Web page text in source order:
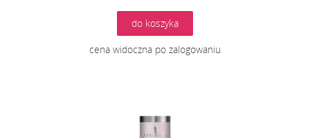
do koszyka
cena widoczna po zalogowaniu